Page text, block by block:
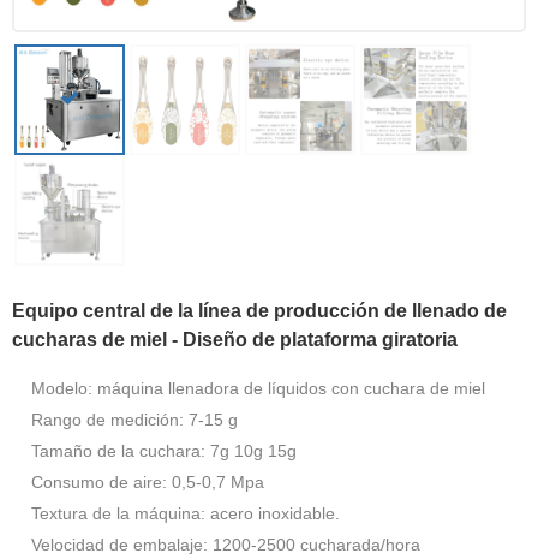
Equipo central de la línea de producción de llenado de
cucharas de miel - Diseño de plataforma giratoria
Modelo: máquina llenadora de líquidos con cuchara de miel
Rango de medición: 7-15 g
Tamaño de la cuchara: 7g 10g 15g
Consumo de aire: 0,5-0,7 Mpa
Textura de la máquina: acero inoxidable.
Velocidad de embalaje: 1200-2500 cucharada/hora